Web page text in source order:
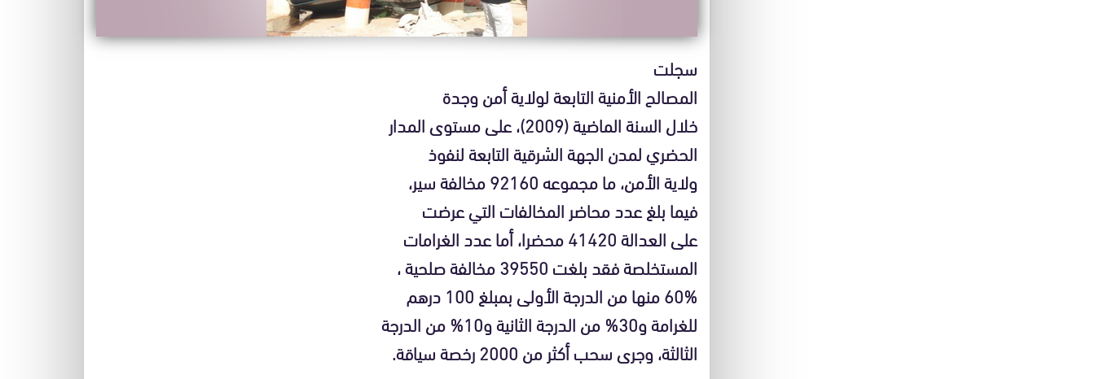
سجلت
المصالح الأمنية التابعة لولاية أمن وجدة
خلال السنة الماضية (2009)، على مستوى المدار
الحضري لمدن الجهة الشرقية التابعة لنفوذ
ولاية الأمن، ما مجموعه 92160 مخالفة سير،
فيما بلغ عدد محاضر المخالفات التي عرضت
على العدالة 41420 محضرا، أما عدد الغرامات
المستخلصة فقد بلغت 39550 مخالفة صلحية ،
60% منها من الدرجة الأولى بمبلغ 100 درهم
للغرامة و30% من الدرجة الثانية و10% من الدرجة
الثالثة، وجرى سحب أكثر من 2000 رخصة سياقة.